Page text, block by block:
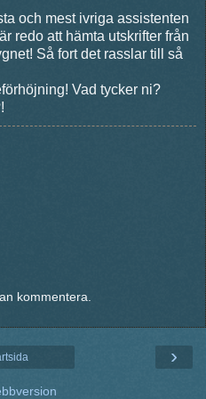
och mest ivriga assistenten
redo att hämta utskrifter från
Så fort det rasslar till så
Vad tycker ni?
kommentera.
›